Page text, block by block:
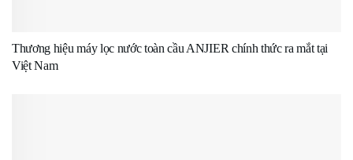
Thương hiệu máy lọc nước toàn cầu ANJIER chính thức ra mắt tại
Việt Nam